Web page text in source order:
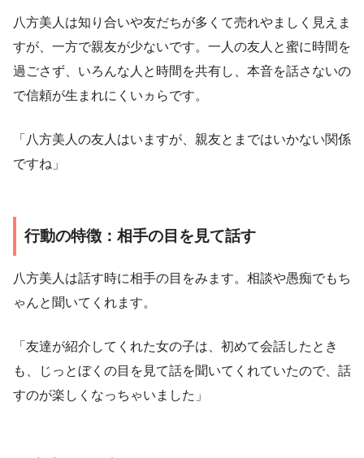
八方美人は知り合いや友だちが多くて売れやましく見えま
すが、一方で親友が少ないです。一人の友人と蜜に時間を
過ごさず、いろんな人と時間を共有し、本音を話さないの
で信頼が生まれにくいヵらです。
「八方美人の友人はいますが、親友とまではいかない関係
ですね」
行動の特徴：相手の目を見て話す
八方美人は話す時に相手の目をみます。相談や愚痴でもち
ゃんと聞いてくれます。
「友達が紹介してくれた女の子は、初めて会話したとき
も、じっとぼくの目を見て話を聞いてくれていたので、話
すのが楽しくなっちゃいました」